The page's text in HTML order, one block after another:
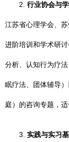
2. 行业协会与
江苏省心理学会、
进阶培训和学术研
分析、认知行为疗
眠疗法、团体辅导
庭）的咨询专题，
3. 实践与实习